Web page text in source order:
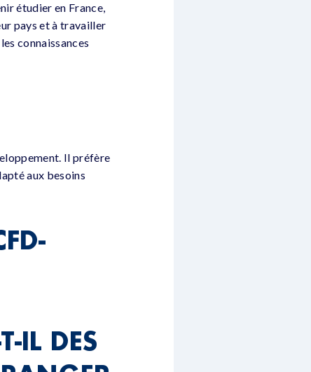
étudier en France,
pays et à travailler
connaissances
Il préfère
aux besoins
IL DES